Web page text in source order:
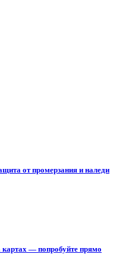
от промерзания и наледи
— попробуйте прямо